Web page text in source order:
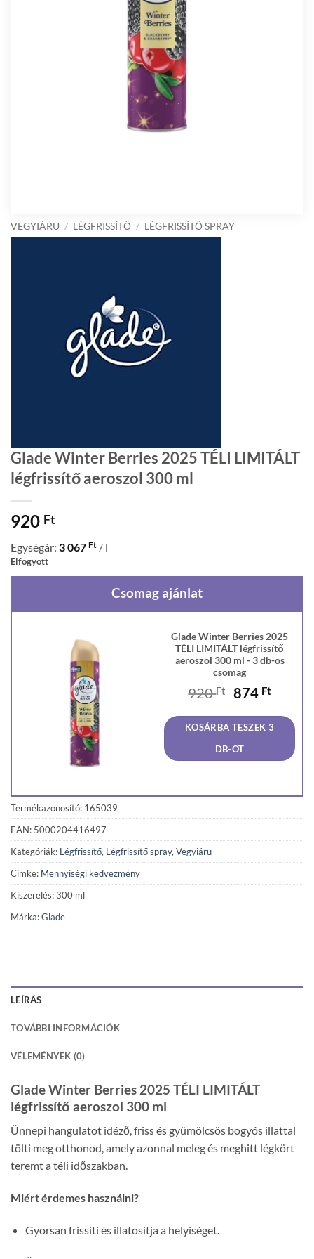
VEGYIÁRU / LÉGFRISSÍTŐ / LÉGFRISSÍTŐ SPRAY
Glade Winter Berries 2025 TÉLI LIMITÁLT
légfrissítő aeroszol 300 ml
920 Ft
Egységár: 3 067 Ft / l
Elfogyott
Csomag ajánlat
Glade Winter Berries 2025
TÉLI LIMITÁLT légfrissítő
aeroszol 300 ml - 3 db-os
csomag
920Ft
Original
was:
920 Ft.
874 Ft
is:
874
KOSÁRBA TESZEK 3
DB-OT
Termékazonosító: 165039
EAN: 5000204416497
Kategóriák: Légfrissítő, Légfrissítő spray, Vegyiáru
Címke: Mennyiségi kedvezmény
Kiszerelés: 300 ml
Márka:Glade
LEÍRÁS
TOVÁBBI INFORMÁCIÓK
VÉLEMÉNYEK (0)
Glade Winter Berries 2025 TÉLI LIMITÁLT
légfrissítő aeroszol 300 ml
Ünnepi hangulatot idéző, friss és gyümölcsös bogyós illattal
tölti meg otthonod, amely azonnal meleg és meghitt légkört
teremt a téli időszakban.
Miért érdemes használni?
Gyorsan frissíti és illatosítja a helyiséget.